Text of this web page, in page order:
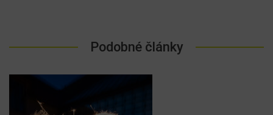
Podobné články